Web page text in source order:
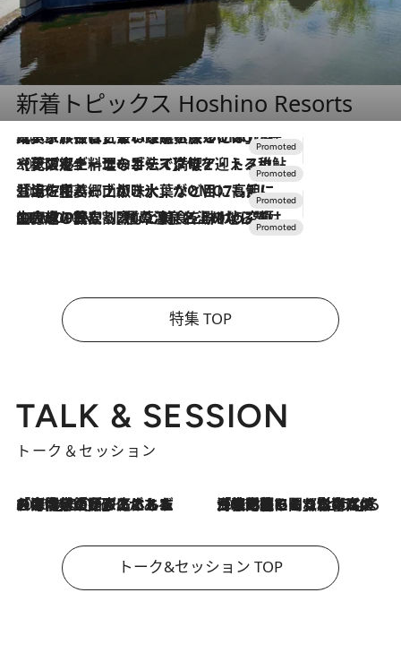
新着トピックス Hoshino Resorts
2026.7.31
【ホテル帰省】という選択肢をOMOが提案。家族とほどよい距離を保つには「昼は実家、夜は気兼ねなくホテルで！」
2026.7.24
【夏限定ディナーコース】旬を迎える稚鮎や花ズッキーニなどをイタリア・トスカーナの郷土料理の手法で満喫！
2026.7.17
「土佐和ハーブかき氷」がOMO7高知に登場！生姜、山椒、大葉など目にも舌にも涼を呼ぶ郷土の味
2026.7.10
NEW OPEN！【界 草津】名湯の地に誕生。趣の異なる2種の温泉と上州ならではの会席・蕎麦割烹など美食を味わう究極の癒やし旅
特集 TOP
TALK & SESSION
トーク＆セッション
2026.8.3
「今後値上げがあるとすれば…」「リスクがあるのは今年の冬」エネルギー専門家が語る、ホルムズ海峡封鎖が家庭にもたらす“ある心配” 2026.8.3
「住宅建てられない…」「サーチャージ料の高値が続いている」ホルムズ海峡封鎖による影響はいつまで続く？《エネルギー専門家に聞く“どうなる日本の暮らし”》
トーク&セッション TOP